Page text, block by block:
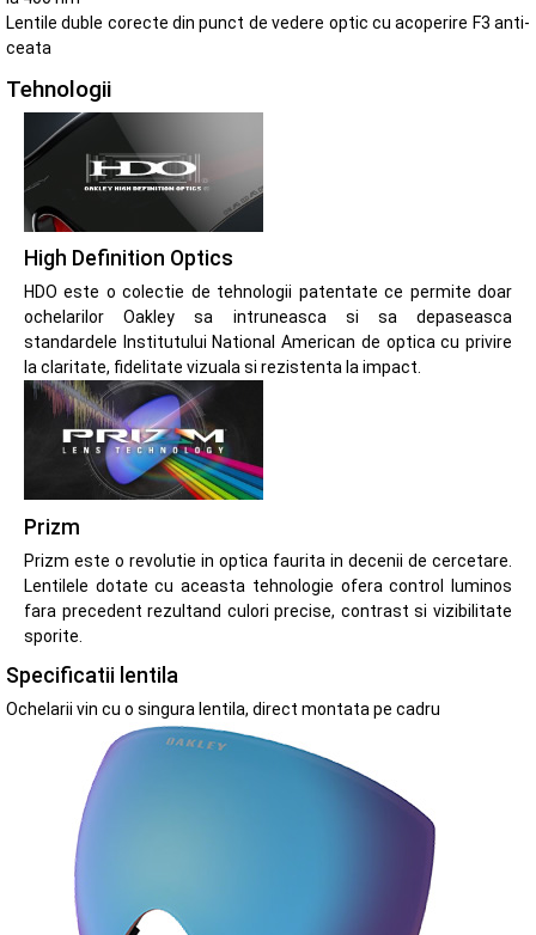
Lentile duble corecte din punct de vedere optic cu acoperire F3 anti-
ceata
Tehnologii
High Definition Optics
HDO este o colectie de tehnologii patentate ce permite doar
ochelarilor Oakley sa intruneasca si sa depaseasca
standardele Institutului National American de optica cu privire
la claritate, fidelitate vizuala si rezistenta la impact.
Prizm
Prizm este o revolutie in optica faurita in decenii de cercetare.
Lentilele dotate cu aceasta tehnologie ofera control luminos
fara precedent rezultand culori precise, contrast si vizibilitate
sporite.
Specificatii lentila
Ochelarii vin cu o singura lentila, direct montata pe cadru